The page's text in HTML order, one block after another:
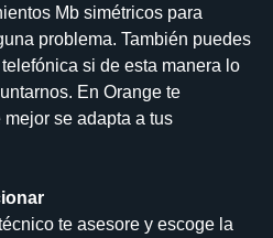
Mb simétricos para
problema. También puedes
si de esta manera lo
En Orange te
se adapta a tus
te asesore y escoge la